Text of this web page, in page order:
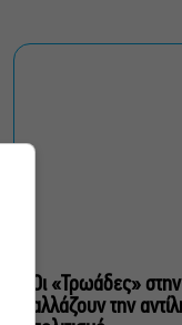
Οι «Τρωάδες»
αλλάζουν την